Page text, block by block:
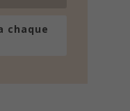
chaque